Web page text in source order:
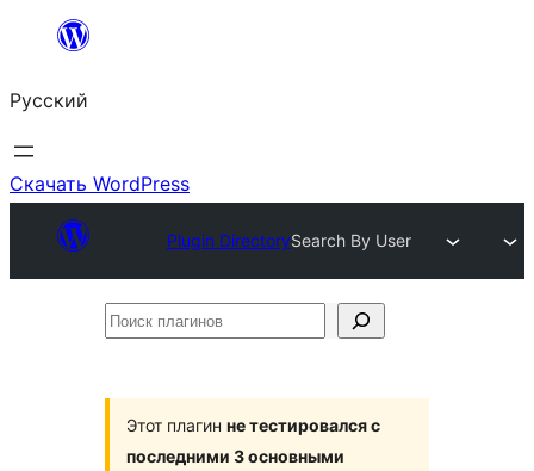
Перейти
содержимому
Русский
Скачать WordPress
Plugin DirectorySearch By User
Поиск
Этот плагин не тестировался с
последними 3 основными